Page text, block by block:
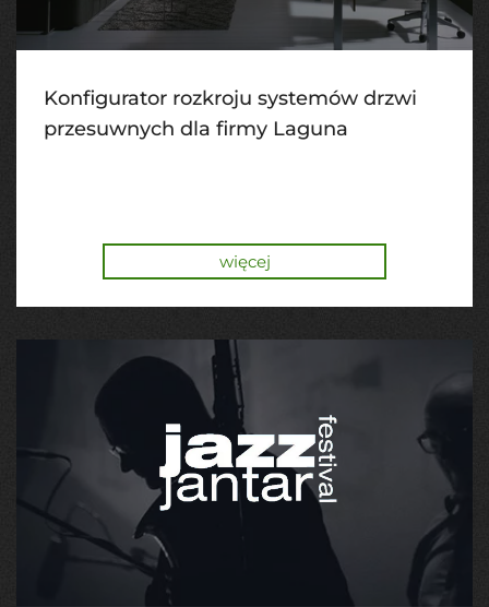
Konfigurator rozkroju systemów drzwi
przesuwnych dla firmy Laguna
więcej